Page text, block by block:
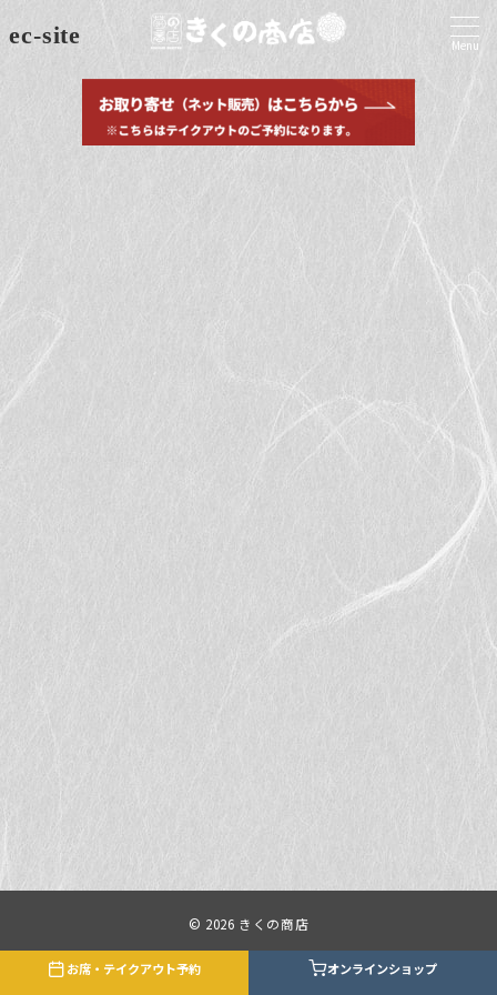
Menu
ec-site
© 2026 きくの商店
お席・テイクアウト予約 オンラインショップ